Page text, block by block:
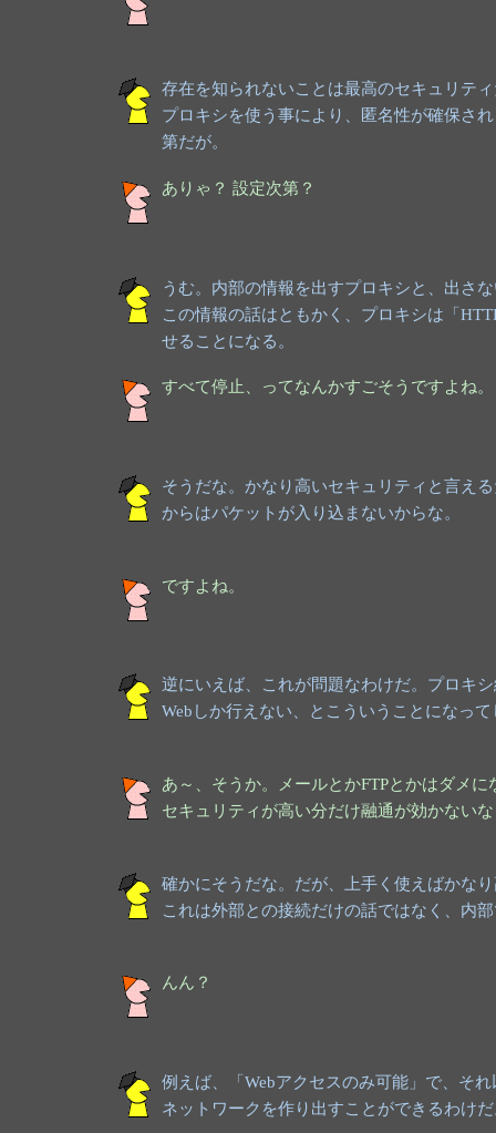
存在を知られないことは最高のセキュリテ
プロキシを使う事により、匿名性が確保さ
第だが。
ありゃ？ 設定次第？
うむ。内部の情報を出すプロキシと、出さ
この情報の話はともかく、プロキシは「
せることになる。
すべて停止、ってなんかすごそうですよね。
そうだな。かなり高いセキュリティと言え
からはパケットが入り込まないからな。
ですよね。
逆にいえば、これが問題なわけだ。プロキ
Webしか行えない、とこういうことになっ
あ～、そうか。メールとかFTPとかはダメに
セキュリティが高い分だけ融通が効かない
確かにそうだな。だが、上手く使えばかな
これは外部との接続だけの話ではなく、内
んん？
例えば、「Webアクセスのみ可能」で、そ
ネットワークを作り出すことができるわけ